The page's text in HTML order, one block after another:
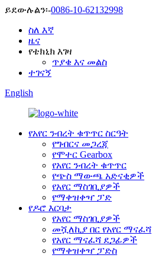
ይደውሉልን፡-0086-10-62132998
ስለ እኛ
ዜና
የቴክኒክ እገዛ
ጥያቄ እና መልስ
ተገናኝ
English
የአየር ንብረት ቁጥጥር ስርዓት
የግብርና መጋረጃ
የሞተር Gearbox
የአየር ንብረት ቁጥጥር
የጭስ ማውጫ አድናቂዎች
የአየር ማስገቢያዎች
የማቀዝቀዣ ፓድ
የዶሮ እርባታ
የአየር ማስገቢያዎች
መሿለኪያ በር የአየር ማናፈሻ
የአየር ማናፈሻ ደጋፊዎች
የማቀዝቀዣ ፓድስ